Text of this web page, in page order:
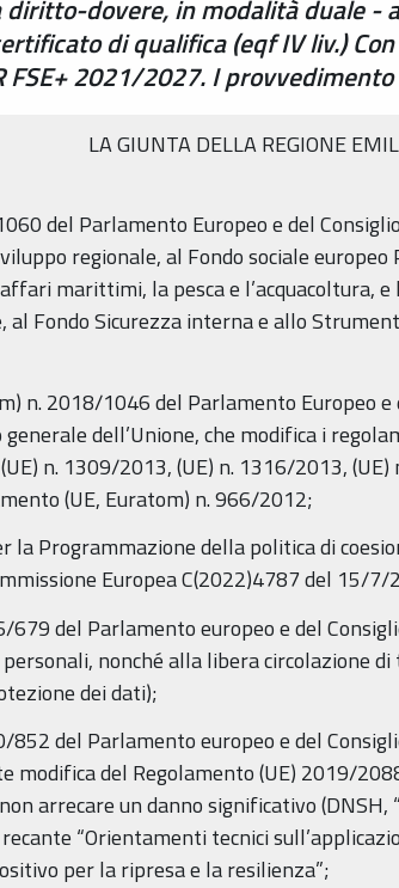
dovere, in modalità duale
di qualifica (eqf IV liv.)
FSE+ 2021/2027. I provvedimento
LA GIUNTA DELLA REGIONE
del Parlamento Europeo e del
regionale, al Fondo sociale
marittimi, la pesca e l’acquacoltura,
al Fondo Sicurezza interna e allo
2018/1046 del Parlamento Europeo e
dell’Unione, che modifica i
n. 1309/2013, (UE) n. 1316/2013,
(UE, Euratom) n. 966/2012;
Programmazione della politica di
Europea C(2022)4787 del 15/7/
del Parlamento europeo e del
nonché alla libera circolazione
dei dati);
del Parlamento europeo e del
modifica del Regolamento (UE) 2019/
arrecare un danno significativo (DNSH,
“Orientamenti tecnici
per la ripresa e la resilienza”;